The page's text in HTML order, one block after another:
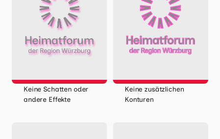
Keine Schatten oder
andere Effekte
Keine zusätzlichen
Konturen